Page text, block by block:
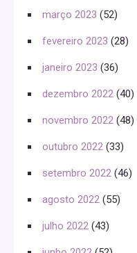
março 2023 (52)
fevereiro 2023 (28)
janeiro 2023 (36)
dezembro 2022 (40)
novembro 2022 (48)
outubro 2022 (33)
setembro 2022 (46)
agosto 2022 (55)
julho 2022 (43)